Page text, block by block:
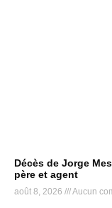
Décès de Jorge
père et agent
août 8, 2026 Aucun